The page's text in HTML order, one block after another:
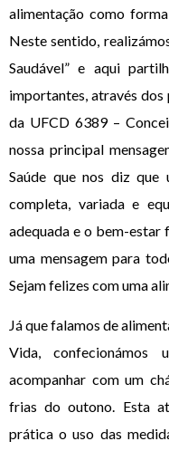
alimentação como
Neste sentido,
Saudável” e aqui
importantes, através
da UFCD 6389 –
nossa principal
Saúde que nos diz que
completa, variada e
adequada e o bem-estar
uma mensagem para
Sejam felizes com uma
Já que falamos de
Vida, confecionámos
acompanhar com um
frias do outono. Esta
prática o uso das